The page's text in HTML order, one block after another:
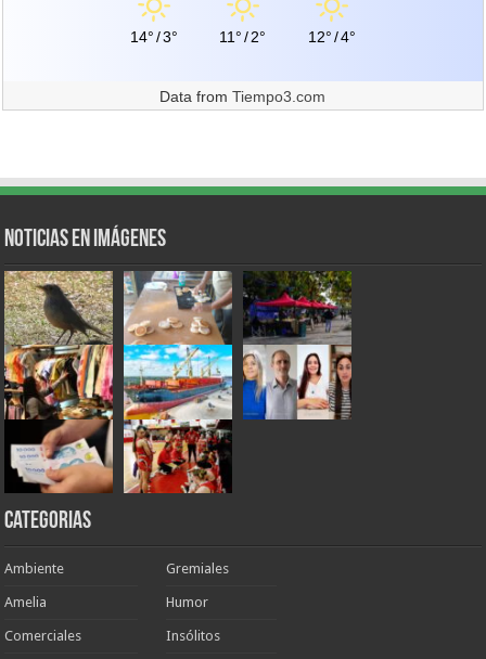
14°/3° 11° /2° 12°/4°
Data fromTiempo3.com
Noticias en Imágenes
Categorias
Ambiente
Amelia
Comerciales
Gremiales
Humor
Insólitos